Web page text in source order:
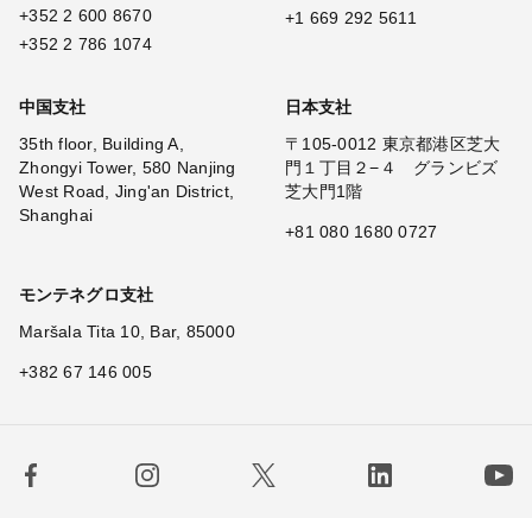
+352 2 600 8670
+352 2 786 1074
+1 669 292 5611
中国支社
35th floor, Building A,
Zhongyi Tower, 580 Nanjing
West Road, Jing'an District,
Shanghai
日本支社
〒105-0012 東京都港区芝大
門１丁目２−４ グランビズ
芝大門1階
+81 080 1680 0727
モンテネグロ支社
Maršala Tita 10, Bar, 85000
+382 67 146 005